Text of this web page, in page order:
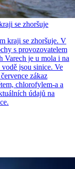
se zhoršuje
kraji se zhoršuje. V
s provozovatelem
Varech je u mola i na
jsou sinice. Ve
zákaz
chlorofylem-a a
údajů na